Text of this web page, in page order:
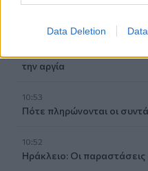
Data Deletion
Σπυριδάκη: "Τουρισμός
την αργία
10:53
Πότε πληρώνονται οι
10:52
Ηράκλειο: Οι